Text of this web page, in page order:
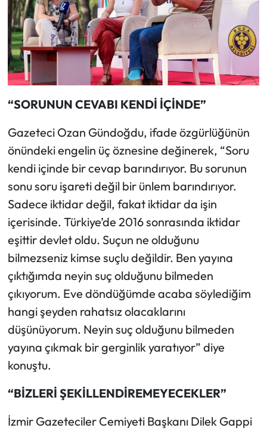
“SORUNUN CEVABI KENDİ İÇİNDE”
Gazeteci Ozan Gündoğdu, ifade özgürlüğünün
önündeki engelin üç öznesine değinerek, “Soru
kendi içinde bir cevap barındırıyor. Bu sorunun
sonu soru işareti değil bir ünlem barındırıyor.
Sadece iktidar değil, fakat iktidar da işin
içerisinde. Türkiye’de 2016 sonrasında iktidar
eşittir devlet oldu. Suçun ne olduğunu
bilmezseniz kimse suçlu değildir. Ben yayına
çıktığımda neyin suç olduğunu bilmeden
çıkıyorum. Eve döndüğümde acaba söylediğim
hangi şeyden rahatsız olacaklarını
düşünüyorum. Neyin suç olduğunu bilmeden
yayına çıkmak bir gerginlik yaratıyor” diye
konuştu.
“BİZLERİ ŞEKİLLENDİREMEYECEKLER”
İzmir Gazeteciler Cemiyeti Başkanı Dilek Gappi